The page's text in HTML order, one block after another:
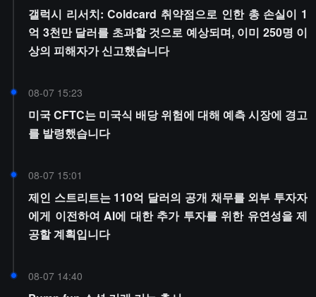
갤럭시 리서치: Coldcard 취약점으로 인한 총 손실이 1
억 3천만 달러를 초과할 것으로 예상되며, 이미 250명 이
상의 피해자가 신고했습니다
08-07 15:23
미국 CFTC는 미국식 배당 위험에 대해 예측 시장에 경고
를 발령했습니다
08-07 15:01
제인 스트리트는 110억 달러의 공개 채무를 외부 투자자
에게 이전하여 AI에 대한 추가 투자를 위한 유연성을 제
공할 계획입니다
08-07 14:40